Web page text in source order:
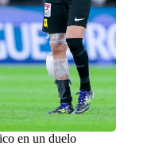
en un duelo